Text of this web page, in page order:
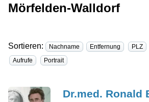
Mörfelden-Walldorf
Sortieren: Nachname Entfernung PLZ
Aufrufe
Portrait
Dr.med. Ronald